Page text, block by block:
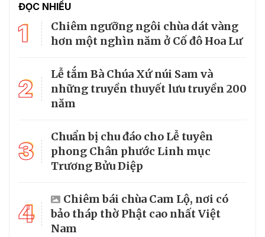
ĐỌC NHIỀU
1
Chiêm ngưỡng ngôi chùa dát vàng
hơn một nghìn năm ở Cố đô Hoa Lư
2
Lễ tắm Bà Chúa Xứ núi Sam và
những truyền thuyết lưu truyền 200
năm
3
Chuẩn bị chu đáo cho Lễ tuyên
phong Chân phước Linh mục
Trương Bửu Diệp
4
Chiêm bái chùa Cam Lộ, nơi có
bảo tháp thờ Phật cao nhất Việt
Nam